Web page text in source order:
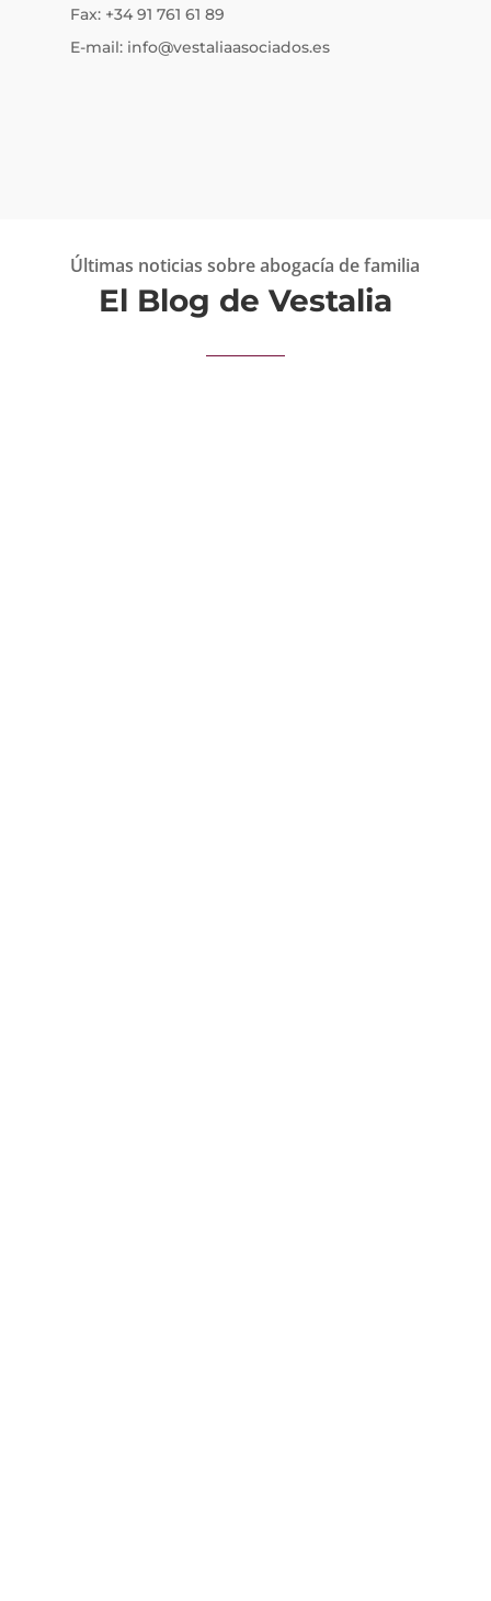
Fax: +34 91 761 61 89
E-mail: info@vestaliaasociados.es
Últimas noticias sobre abogacía de familia
El Blog de Vestalia